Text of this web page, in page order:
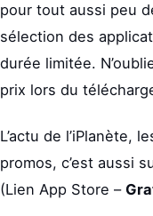
pour tout aussi peu
sélection des
durée limitée.
prix lors du
L’actu de l’iPlanète,
promos, c’est aussi
(Lien App Store –